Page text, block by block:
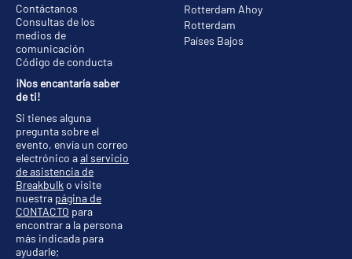
Rotterdam Ahoy
Rotterdam
Países Bajos
Contáctanos
Consultas de los
medios de
comunicación
Código de conducta
¡Nos encantaría saber
de ti!
Si tienes alguna
pregunta sobre el
evento, envía un correo
electrónico aal servicio
de asistencia de
Breakbulk o visite
nuestra página de
CONTACTO para
encontrar a la persona
más indicada para
ayudarle;